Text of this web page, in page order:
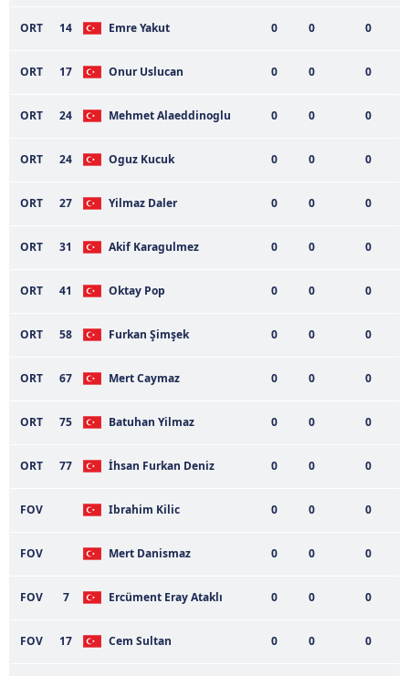
reklam/pazarlama faaliyetlerinin yapılması, amaçlarıyla
vasıtasıyla belirleyebilirsiniz. Çerezlere ilişkin detaylı bilgi
Metnimiziziyaret edebilirsiniz.
6698 sayılı Kişisel Verilerin Korunması Kanunu uyarınca
ilgili mevzuata uygun olarak kullanılan çerezlerle ilgili bilgi
ORT 14 Emre Yakut 0 0 0
ORT 17 Onur Uslucan 0 0 0
ORT 24 Mehmet Alaeddinoglu 0 0 0
ORT 24 Oguz Kucuk 0 0 0
ORT 27 Yilmaz Daler 0 0 0
ORT 31 Akif Karagulmez 0 0 0
ORT 41 Oktay Pop 0 0 0
ORT 58 Furkan Şimşek 0 0 0
ORT 67 Mert Caymaz 0 0 0
ORT 75 Batuhan Yilmaz 0 0 0
ORT 77 İhsan Furkan Deniz 0 0 0
FOV Ibrahim Kilic 0 0 0
FOV Mert Danismaz 0 0 0
FOV 7 Ercüment Eray Ataklı 0 0 0
FOV 17 Cem Sultan 0 0 0